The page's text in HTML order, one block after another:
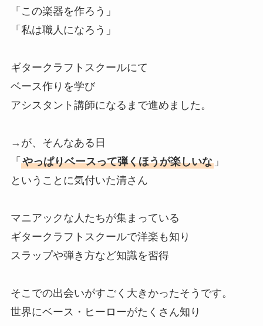
「この楽器を作ろう」
「私は職人になろう」
ギタークラフトスクールにて
ベース作りを学び
アシスタント講師になるまで進めました。
→が、そんなある日
「 やっぱりベースって弾くほうが楽しいな」
ということに気付いた清さん
マニアックな人たちが集まっている
ギタークラフトスクールで洋楽も知り
スラップや弾き方など知識を習得
そこでの出会いがすごく大きかったそうです。
世界にベース・ヒーローがたくさん知り